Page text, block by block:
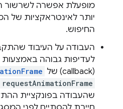
מופעלת אפשרה לשרשור
יותר לאינטראקציות של
החיפוש.
העבודה על העיבוד
לעדיפות גבוהה באמצעות
(callback) של
requestAnimationFrame
שהעבודה בפונקציית